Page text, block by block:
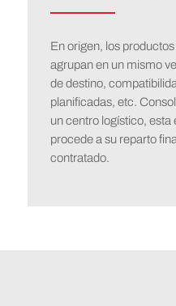
En origen, los
agrupan en un mismo
de destino,
planificadas, etc.
un centro logístico, esta
procede a su reparto
contratado.